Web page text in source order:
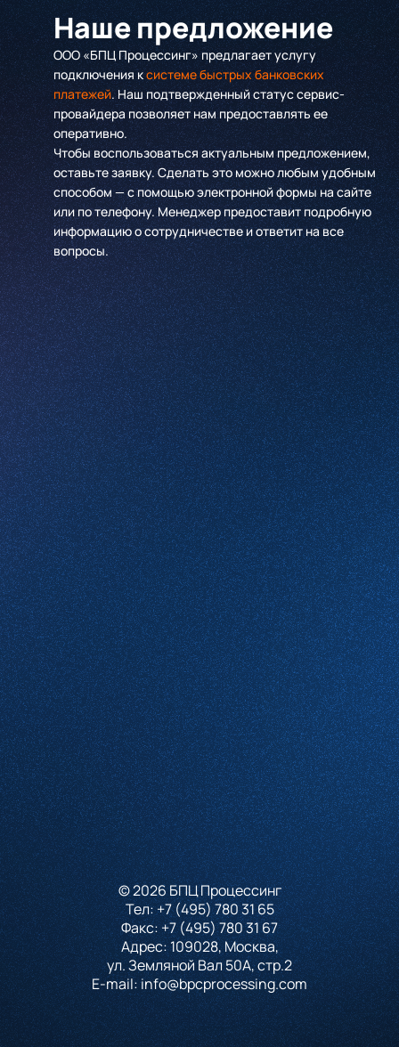
Наше предложение
ООО «БПЦ Процессинг» предлагает услугу
подключения ксистеме быстрых банковских
платежей. Наш подтвержденный статус сервис-
провайдера позволяет нам предоставлять ее
оперативно.
Чтобы воспользоваться актуальным предложением,
оставьте заявку. Сделать это можно любым удобным
способом — с помощью электронной формы на сайте
или по телефону. Менеджер предоставит подробную
информацию о сотрудничестве и ответит на все
вопросы.
Имя*
Компания*
Телефон*
Проверочное слово*(Нажмите чтобы обновить)
Email
Какие услуги вас интересуют
Комментарий
Я принимаю условияПользовательского соглашения
и согласен сПолитикой конфиденциальности
Отправить
© 2026 БПЦ Процессинг
Тел:+7 (495) 780 31 65
Факс:+7 (495) 780 31 67
Адрес: 109028, Москва,
ул. Земляной Вал 50А, стр.2
E-mail:info@bpcprocessing.com